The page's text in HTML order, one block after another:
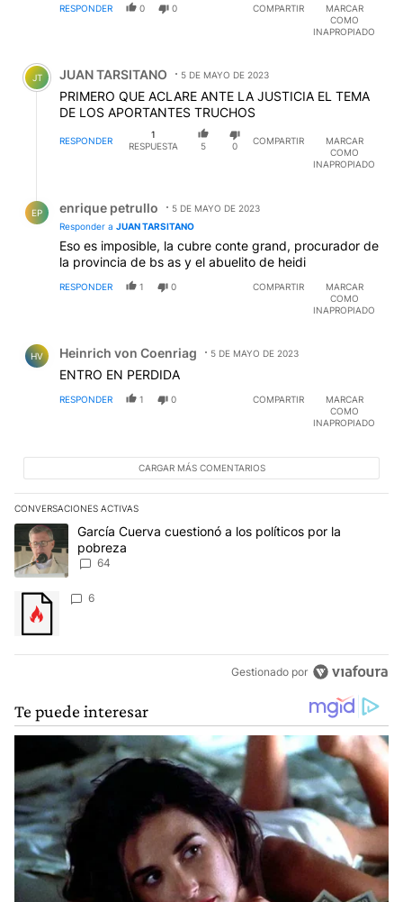
RESPONDER 0 0 COMPARTIR
MARCAR
COMO
INAPROPIADO
Comentario de JUAN TARSITANO.
JT JUAN TARSITANO 5 DE MAYO DE 2023
PRIMERO QUE ACLARE ANTE LA JUSTICIA EL TEMA
DE LOS APORTANTES TRUCHOS
RESPONDER
1
RESPUESTA
5 0
COMPARTIR
MARCAR
COMO
INAPROPIADO
EP enrique petrullo
5 DE MAYO DE 2023
Responder a JUAN TARSITANO
Eso es imposible, la cubre conte grand, procurador de
la provincia de bs as y el abuelito de heidi
RESPONDER 1 0 COMPARTIR
MARCAR
COMO
INAPROPIADO
HV Heinrich von Coenriag 5 DE MAYO DE 2023
ENTRO EN PERDIDA
RESPONDER 1 0 COMPARTIR
MARCAR
COMO
INAPROPIADO
CARGAR MÁS COMENTARIOS
CONVERSACIONES ACTIVAS
Este listado muestra los artículos con más comentarios en los
Un artículo de tendencia con el título "García Cuerva cuestionó
García Cuerva cuestionó a los políticos por la
pobreza
64
Un artículo de tendencia con el título "" con 6 comentarios.
6
Gestionado por